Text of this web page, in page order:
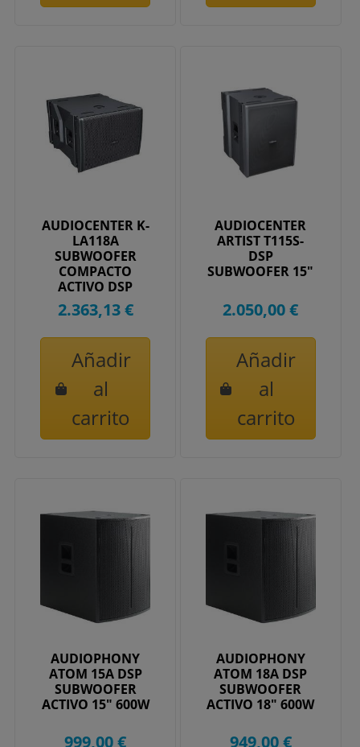
AUDIOCENTER K-
LA118A
SUBWOOFER
COMPACTO
ACTIVO DSP
2.363,13 €
Añadir
al
carrito
AUDIOCENTER
ARTIST T115S-
DSP
SUBWOOFER 15"
2.050,00 €
Añadir
al
carrito
AUDIOPHONY
ATOM 15A DSP
SUBWOOFER
ACTIVO 15" 600W
999,00 €
AUDIOPHONY
ATOM 18A DSP
SUBWOOFER
ACTIVO 18" 600W
949,00 €